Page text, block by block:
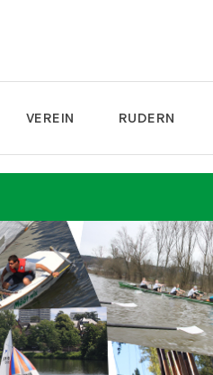
VEREIN RUDERN